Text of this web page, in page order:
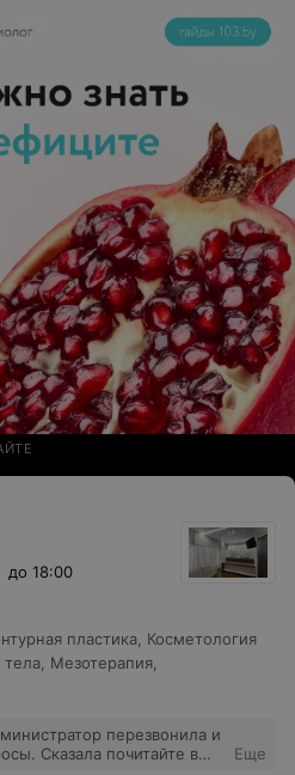
до 18:00
пластика, Косметология
тела, Мезотерапия,
перезвонила и
Еще